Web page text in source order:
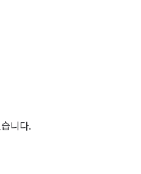
니다.